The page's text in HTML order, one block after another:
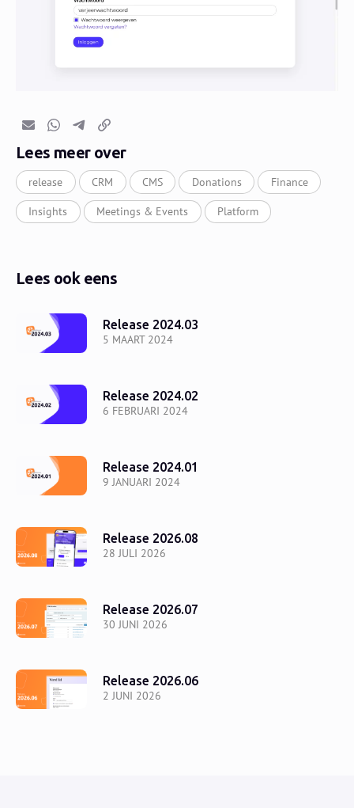
E-mailWhatsapp
TelegramKopieer link
Lees meer over
release CRM CMS Donations Finance
Insights Meetings & Events Platform
Lees ook eens
5 MAART 2024
Release 2024.03
6 FEBRUARI 2024
Release 2024.02
9 JANUARI 2024
Release 2024.01
28 JULI 2026
Release 2026.08
30 JUNI 2026
Release 2026.07
2 JUNI 2026
Release 2026.06